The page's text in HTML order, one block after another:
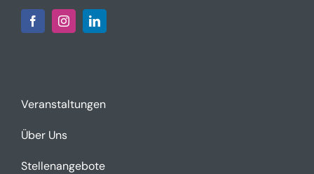
Veranstaltungen
Über Uns
Stellenangebote